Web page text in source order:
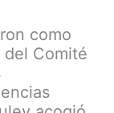
como
Comité